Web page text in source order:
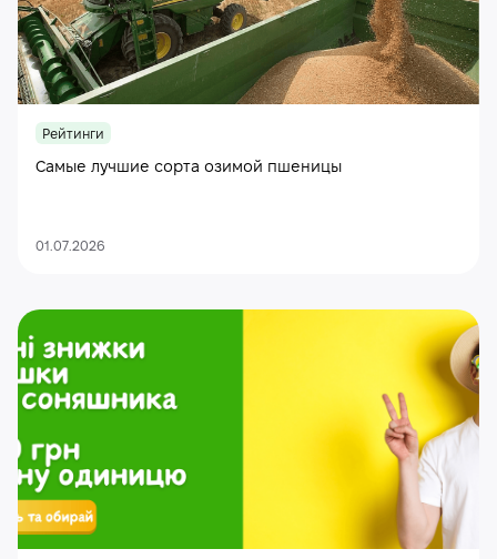
Рейтинги
Самые лучшие сорта озимой пшеницы
01.07.2026